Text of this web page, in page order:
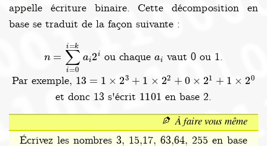
appelle écriture binaire. Cette décomposition en
base se traduit de la façon suivante :
∑i=0 =ka ou chaque
vaut 0 ou 1.
Par exemple, 13 × +1 × 2 ×2 1+1
0
et donc 13 s'écrit 1101 en base 2.
À faire vous même
Écrivez les nombres 3, 15,17, 63,64, 255 en base